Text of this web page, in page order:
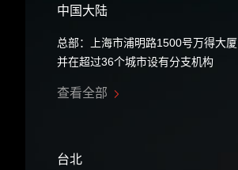
中国大陆
总部：上海市浦明路1500号万得大厦
并在超过36个城市设有分支机构
查看全部
台北